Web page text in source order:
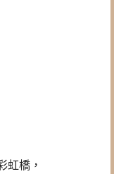
虹橋，